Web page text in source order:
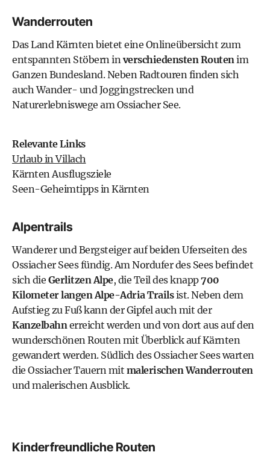
Wanderrouten
Das Land Kärnten bietet eine Onlineübersicht zum
entspannten Stöbern inverschiedensten Routenim
Ganzen Bundesland. Neben Radtouren finden sich
auchWander- und Joggingstrecken und
Naturerlebniswege am Ossiacher See.
Relevante Links
Urlaub in Villach
Kärnten Ausflugsziele
Seen-Geheimtipps in Kärnten
Alpentrails
Wanderer und Bergsteiger auf beiden Uferseiten des
Ossiacher Sees fündig. Am Nordufer des Sees befindet
sich die Gerlitzen Alpe, die Teil des knapp700
Kilometer langen Alpe-Adria Trailsist. Neben dem
Aufstieg zu Fuß kann der Gipfel auch mit der
Kanzelbahnerreicht werden und von dort aus auf den
wunderschönen Routen mit Überblick auf Kärnten
gewandert werden. Südlich des Ossiacher Sees warten
die Ossiacher Tauern mit malerischen Wanderrouten
und malerischen Ausblick.
Kinderfreundliche Routen